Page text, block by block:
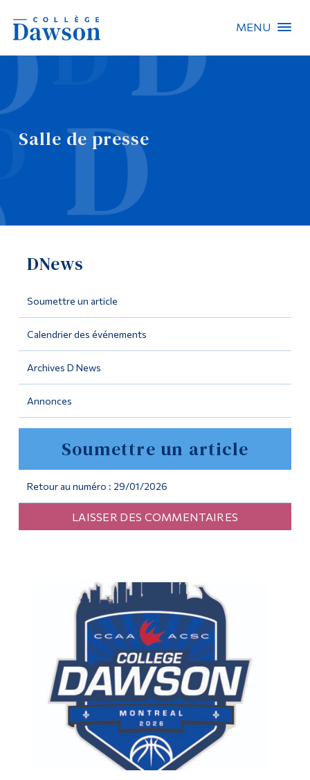
MENU
Salle de presse
DNews
Soumettre un article
Calendrier des événements
Archives D News
Annonces
Soumettre un article
Retour au numéro : 29/01/2026
LAISSER DES COMMENTAIRES
Recherche sur le site
Recherche de personnes
EN
Omnivox
Outils
Programmes
Formation continue
Admissions
Qui vous êtes
Étudiants actuels
Corps enseignant et
personnel administratif
Diplômé·es et visiteur·euses